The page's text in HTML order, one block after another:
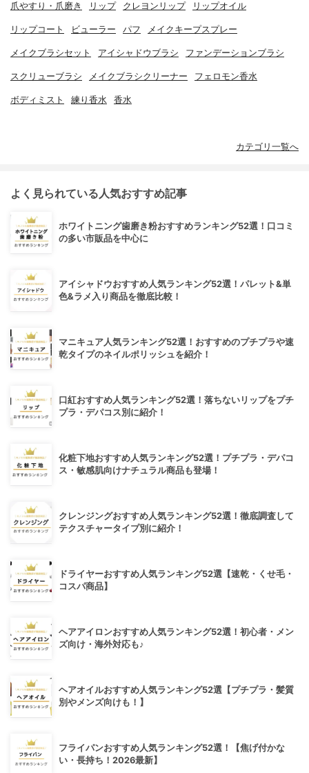
爪やすり・爪磨き リップ クレヨンリップ リップオイル
リップコート ビューラー パフ メイクキープスプレー
メイクブラシセット アイシャドウブラシ ファンデーションブラシ
スクリューブラシ メイクブラシクリーナー フェロモン香水
ボディミスト 練り香水 香水
カテゴリ一覧へ
よく見られている人気おすすめ記事
ホワイトニング歯磨き粉おすすめランキング52選！口コミ
の多い市販品を中心に
アイシャドウおすすめ人気ランキング52選！パレット&単
色&ラメ入り商品を徹底比較！
マニキュア人気ランキング52選！おすすめのプチプラや速
乾タイプのネイルポリッシュを紹介！
口紅おすすめ人気ランキング52選！落ちないリップをプチ
プラ・デパコス別に紹介！
化粧下地おすすめ人気ランキング52選！プチプラ・デパコ
ス・敏感肌向けナチュラル商品も登場！
クレンジングおすすめ人気ランキング52選！徹底調査して
テクスチャータイプ別に紹介！
ドライヤーおすすめ人気ランキング52選【速乾・くせ毛・
コスパ商品】
ヘアアイロンおすすめ人気ランキング52選！初心者・メン
ズ向け・海外対応も♪
ヘアオイルおすすめ人気ランキング52選【プチプラ・髪質
別やメンズ向けも！】
フライパンおすすめ人気ランキング52選！【焦げ付かな
い・長持ち！2026最新】